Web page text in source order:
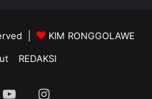
|
KIM RONGGOLAWE
REDAKSI
YouTubeInstagram